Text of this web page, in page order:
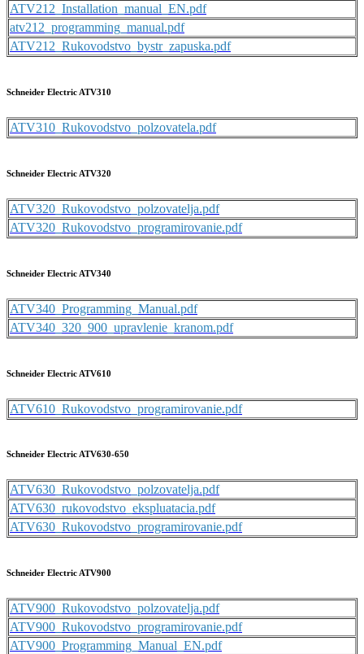
ATV212_Installation_manual_EN.pdf
atv212_programming_manual.pdf
ATV212_Rukovodstvo_bystr_zapuska.pdf
Schneider Electric ATV310
ATV310_Rukovodstvo_polzovatela.pdf
Schneider Electric ATV320
ATV320_Rukovodstvo_polzovatelja.pdf
ATV320_Rukovodstvo_programirovanie.pdf
Schneider Electric ATV340
ATV340_Programming_Manual.pdf
ATV340_320_900_upravlenie_kranom.pdf
Schneider Electric ATV610
ATV610_Rukovodstvo_programirovanie.pdf
Schneider Electric ATV630-650
ATV630_Rukovodstvo_polzovatelja.pdf
ATV630_rukovodstvo_ekspluatacia.pdf
ATV630_Rukovodstvo_programirovanie.pdf
Schneider Electric ATV900
ATV900_Rukovodstvo_polzovatelja.pdf
ATV900_Rukovodstvo_programirovanie.pdf
ATV900_Programming_Manual_EN.pdf